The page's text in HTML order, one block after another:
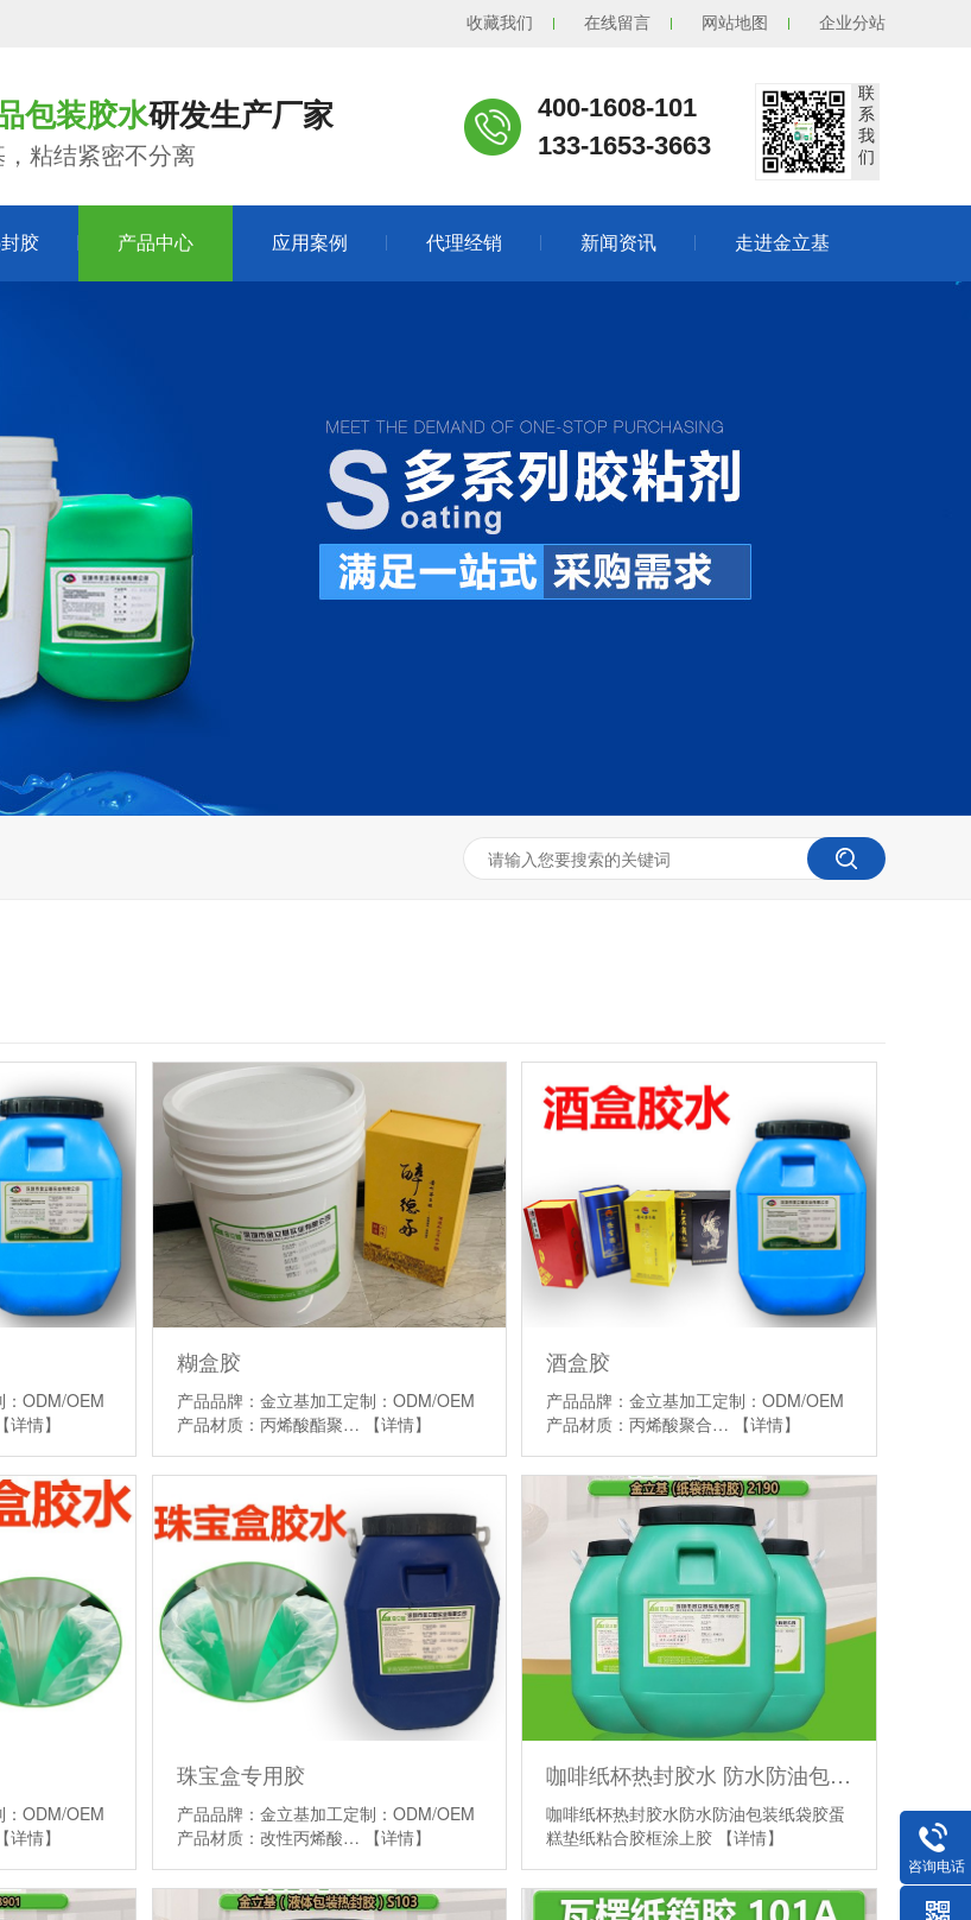
收藏我们 在线留言 网站地图 企业分站
包装胶水研发生产厂家
粘结紧密不分离
联
系
我
们
400-1608-101
133-1653-3663
胶 产品中心 应用案例 代理经销 新闻资讯 走进金立基
ODM/OEM
【详情】
糊盒胶
产品品牌：金立基加工定制：ODM/OEM
产品材质：丙烯酸酯聚…
【详情】
酒盒胶
产品品牌：金立基加工定制：ODM/OEM
产品材质：丙烯酸聚合…
【详情】
ODM/OEM
【详情】
珠宝盒专用胶
产品品牌：金立基加工定制：ODM/OEM
产品材质：改性丙烯酸…
【详情】
咖啡纸杯热封胶水 防水防油包装纸袋胶 蛋糕垫纸粘合胶框涂上胶
咖啡纸杯热封胶水防水防油包装纸袋胶蛋
糕垫纸粘合胶框涂上胶 【详情】
咨询电话